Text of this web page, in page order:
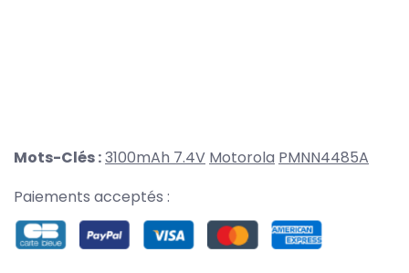
Mots-Clés :3100mAh 7.4V Motorola PMNN4485A
Paiements acceptés :